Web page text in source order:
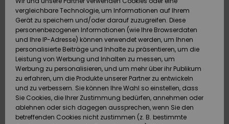
Schuhe&
Flip-Flops
Surf
Snow
Schuhe&
Flip-Flops
Surf
Snow
Highlights
Snow
SURF
Highlights
Community
SNOW
Snow Shop
Damen
Highlights
Community
DOPPELTER
RABATT
Outlet
Frauen
HILFE & KONTAKT
Retouren
Bezahlung
Geschenkkarte
Quiksilver
Freedom
Datenschutz
vergleichbare Technologie, um Informationen auf Ihrem
Gerät zu speichern und/oder darauf zuzugreifen. Diese
personenbezogenen Informationen (wie Ihre Browserdaten
und Ihre IP-Adresse) können verwendet werden, um Ihnen
personalisierte Beiträge und Inhalte zu präsentieren, um die
Leistung von Werbung und Inhalten zu messen, um
Werbung zu personalisieren, und um mehr über ihr Publikum
zu erfahren, um die Produkte unserer Partner zu entwickeln
und zu verbessern. Sie können Ihre Wahl so einstellen, dass
Sie Cookies, die Ihrer Zustimmung bedürfen, annehmen oder
ablehnen oder sich dagegen aussprechen, wenn Sie den
betreffenden Cookies nicht zustimmen (z. B. bestimmte